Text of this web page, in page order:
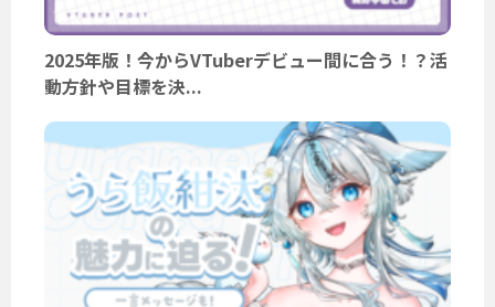
2025年版！今からVTuberデビュー間に合う！？活
動方針や目標を決...